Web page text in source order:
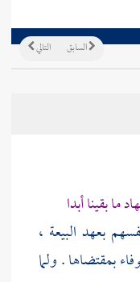
التالي السابق
ما بقينا أبدا
بعهد البيعة ،
بمقتضاها . ولما